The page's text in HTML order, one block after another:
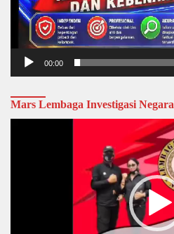
00:00
Mars Lembaga Investigasi Negara